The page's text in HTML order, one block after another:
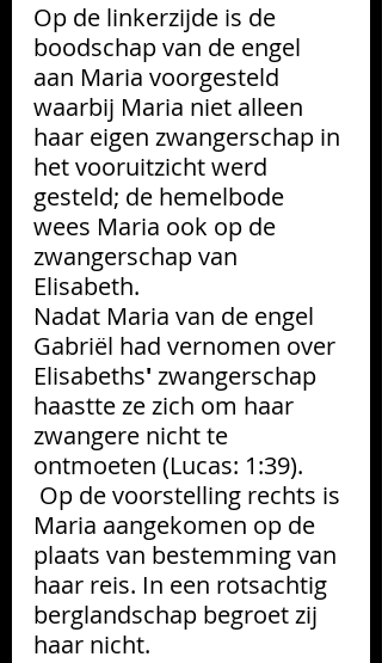
Op de linkerzijde is de
boodschap van de engel
aan Maria voorgesteld
waarbij Maria niet alleen
haar eigen zwangerschap in
het vooruitzicht werd
gesteld; de hemelbode
wees Maria ook op de
zwangerschap van
Elisabeth.
Nadat Maria van de engel
Gabriël had vernomen over
Elisabeths' zwangerschap
haastte ze zich om haar
zwangere nicht te
ontmoeten (Lucas: 1:39).
Op de voorstelling rechts is
Maria aangekomen op de
plaats van bestemming van
haar reis. In een rotsachtig
berglandschap begroet zij
haar nicht.